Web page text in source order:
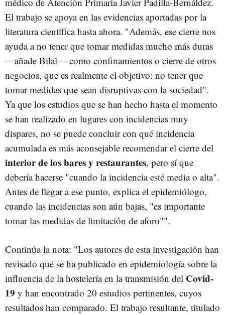
El trabajo se apoya en las evidencias aportadas por la
literatura científica hasta ahora. "Además, ese cierre nos
ayuda a no tener que tomar medidas mucho más duras
—añade Bilal— como confinamientos o cierre de otros
negocios, que es realmente el objetivo: no tener que
tomar medidas que sean disruptivas con la sociedad".
Ya que los estudios que se han hecho hasta el momento
se han realizado en lugares con incidencias muy
dispares, no se puede concluir con qué incidencia
acumulada es más aconsejable recomendar el cierre del
interior de los bares y restaurantes, pero sí que
debería hacerse "cuando la incidencia esté media o alta".
Antes de llegar a ese punto, explica el epidemiólogo,
cuando las incidencias son aún bajas, "es importante
tomar las medidas de limitación de aforo"".
Continúa la nota: "Los autores de esta investigación han
revisado qué se ha publicado en epidemiología sobre la
influencia de la hostelería en la transmisión del Covid-
19 y han encontrado 20 estudios pertinentes, cuyos
resultados han comparado. El trabajo resultante, titulado